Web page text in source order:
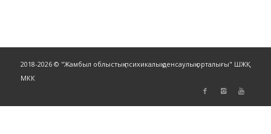
2018-2026 © "Жамбыл облыстық психикалық денсаулық орталығы" ШЖҚ
МКК